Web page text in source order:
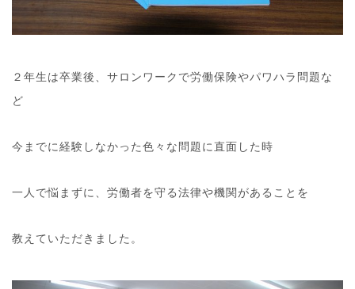
２年生は卒業後、サロンワークで労働保険やパワハラ問題な
ど
今までに経験しなかった色々な問題に直面した時
一人で悩まずに、労働者を守る法律や機関があることを
教えていただきました。